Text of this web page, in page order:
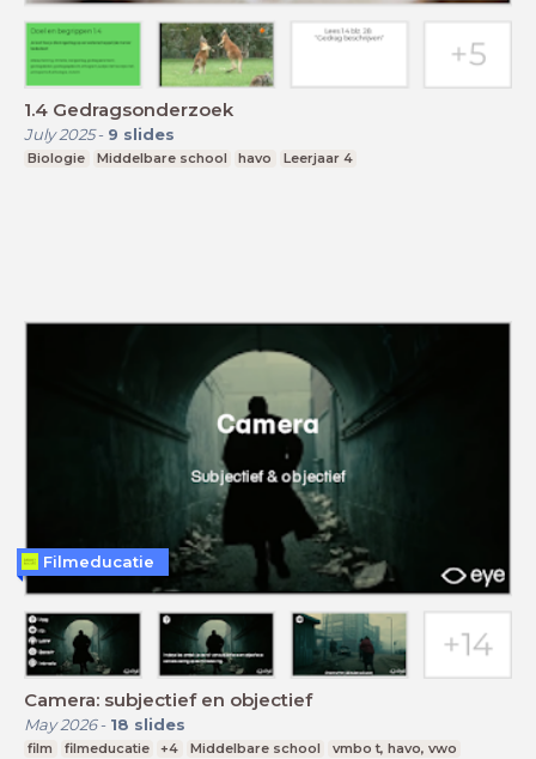
1.4 Gedragsonderzoek
July 2025- 9 slides
Biologie Middelbare school havo Leerjaar 4
Camera: subjectief en objectief
May 2026- 18 slides
film filmeducatie +4 Middelbare school
vmbo t, havo, vwo
Filmeducatie